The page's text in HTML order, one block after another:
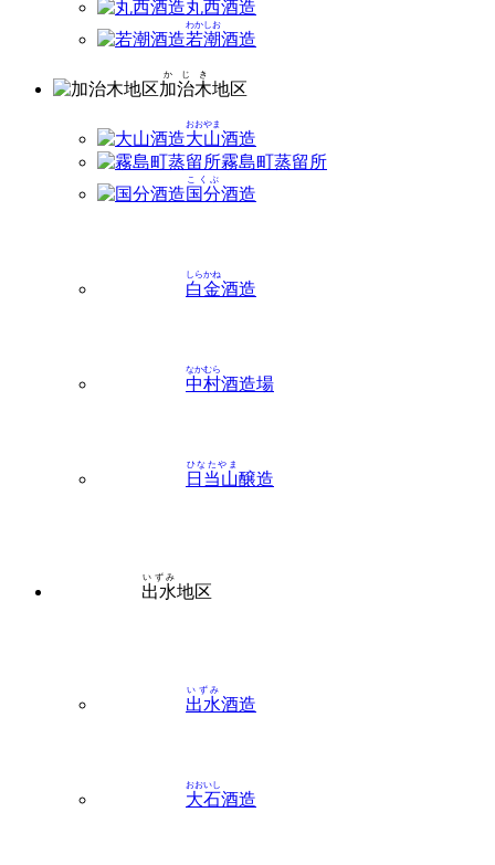
丸西酒造
若潮
わかしお
酒造
加治木
かじき
地区
大山
おおやま
酒造
霧島町蒸留所
国分
こくぶ
酒造
白金
しらかね
酒造
中村
なかむら
酒造場
日当山
ひなたやま
醸造
出水
いずみ
地区
出水
いずみ
酒造
大石
おおいし
酒造